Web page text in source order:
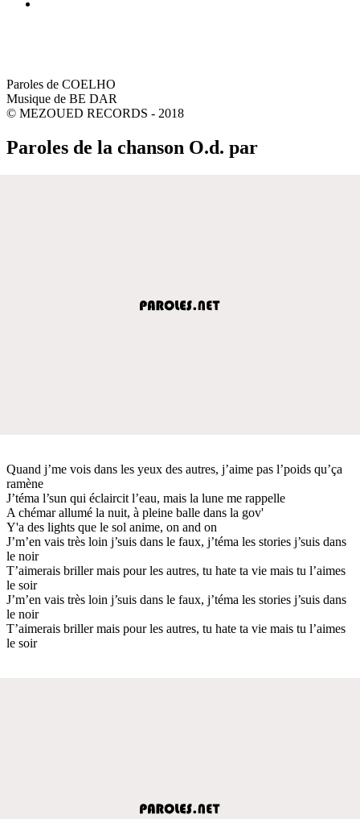
Paroles de COELHO
Musique de BE DAR
© MEZOUED RECORDS - 2018
Paroles de la chanson O.d. par
Quand j’me vois dans les yeux des autres, j’aime pas l’poids qu’ça
ramène
J’téma l’sun qui éclaircit l’eau, mais la lune me rappelle
A chémar allumé la nuit, à pleine balle dans la gov'
Y'a des lights que le sol anime, on and on
J’m’en vais très loin j’suis dans le faux, j’téma les stories j’suis dans
le noir
T’aimerais briller mais pour les autres, tu hate ta vie mais tu l’aimes
le soir
J’m’en vais très loin j’suis dans le faux, j’téma les stories j’suis dans
le noir
T’aimerais briller mais pour les autres, tu hate ta vie mais tu l’aimes
le soir